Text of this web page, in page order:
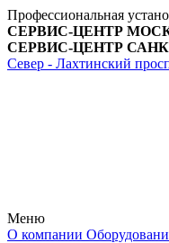
Профессиональная
СЕРВИС-ЦЕНТР
СЕРВИС-ЦЕНТР
Север - Лахтинский
Меню
О компании